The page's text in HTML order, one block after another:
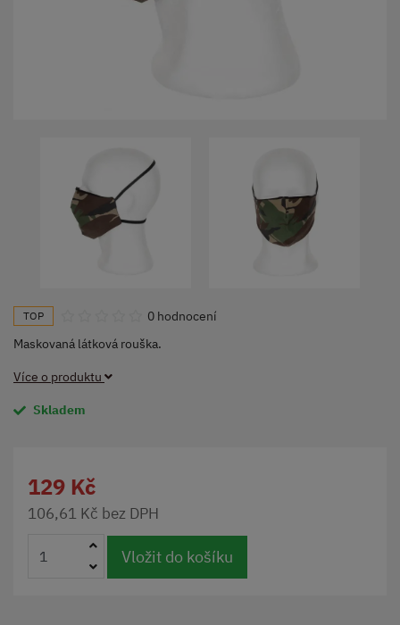
TOP
0 hodnocení
Maskovaná látková rouška.
Více o produktu
Skladem
129 Kč
106,61 Kč bez DPH
Vložit do košíku